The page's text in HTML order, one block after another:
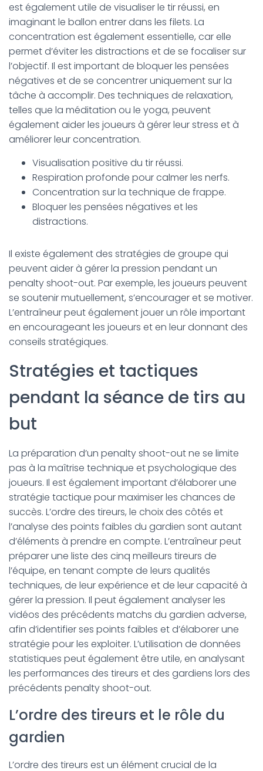
est également utile de visualiser le tir réussi, en
imaginant le ballon entrer dans les filets. La
concentration est également essentielle, car elle
permet d’éviter les distractions et de se focaliser sur
l’objectif. Il est important de bloquer les pensées
négatives et de se concentrer uniquement sur la
tâche à accomplir. Des techniques de relaxation,
telles que la méditation ou le yoga, peuvent
également aider les joueurs à gérer leur stress et à
améliorer leur concentration.
Visualisation positive du tir réussi.
Respiration profonde pour calmer les nerfs.
Concentration sur la technique de frappe.
Bloquer les pensées négatives et les
distractions.
Il existe également des stratégies de groupe qui
peuvent aider à gérer la pression pendant un
penalty shoot-out. Par exemple, les joueurs peuvent
se soutenir mutuellement, s’encourager et se motiver.
L’entraîneur peut également jouer un rôle important
en encourageant les joueurs et en leur donnant des
conseils stratégiques.
Stratégies et tactiques
pendant la séance de tirs au
but
La préparation d’un penalty shoot-out ne se limite
pas à la maîtrise technique et psychologique des
joueurs. Il est également important d’élaborer une
stratégie tactique pour maximiser les chances de
succès. L’ordre des tireurs, le choix des côtés et
l’analyse des points faibles du gardien sont autant
d’éléments à prendre en compte. L’entraîneur peut
préparer une liste des cinq meilleurs tireurs de
l’équipe, en tenant compte de leurs qualités
techniques, de leur expérience et de leur capacité à
gérer la pression. Il peut également analyser les
vidéos des précédents matchs du gardien adverse,
afin d’identifier ses points faibles et d’élaborer une
stratégie pour les exploiter. L’utilisation de données
statistiques peut également être utile, en analysant
les performances des tireurs et des gardiens lors des
précédents penalty shoot-out.
L’ordre des tireurs et le rôle du
gardien
L’ordre des tireurs est un élément crucial de la